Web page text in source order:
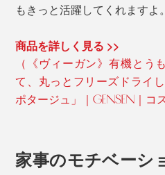
もきっと活躍してくれますよ。
商品を詳しく見る >>
（《ヴィーガン》有機とう
て、丸っとフリーズドライ
ポタージュ」｜GENSEN｜コ
家事のモチベーシ